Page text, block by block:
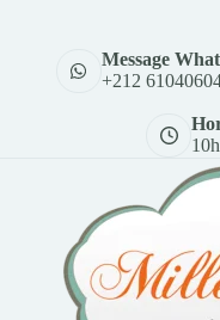
Message
+212